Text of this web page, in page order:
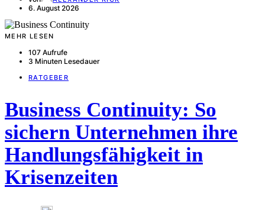
6. August 2026
MEHR LESEN
107 Aufrufe
3 Minuten Lesedauer
RATGEBER
Business Continuity: So
sichern Unternehmen ihre
Handlungsfähigkeit in
Krisenzeiten